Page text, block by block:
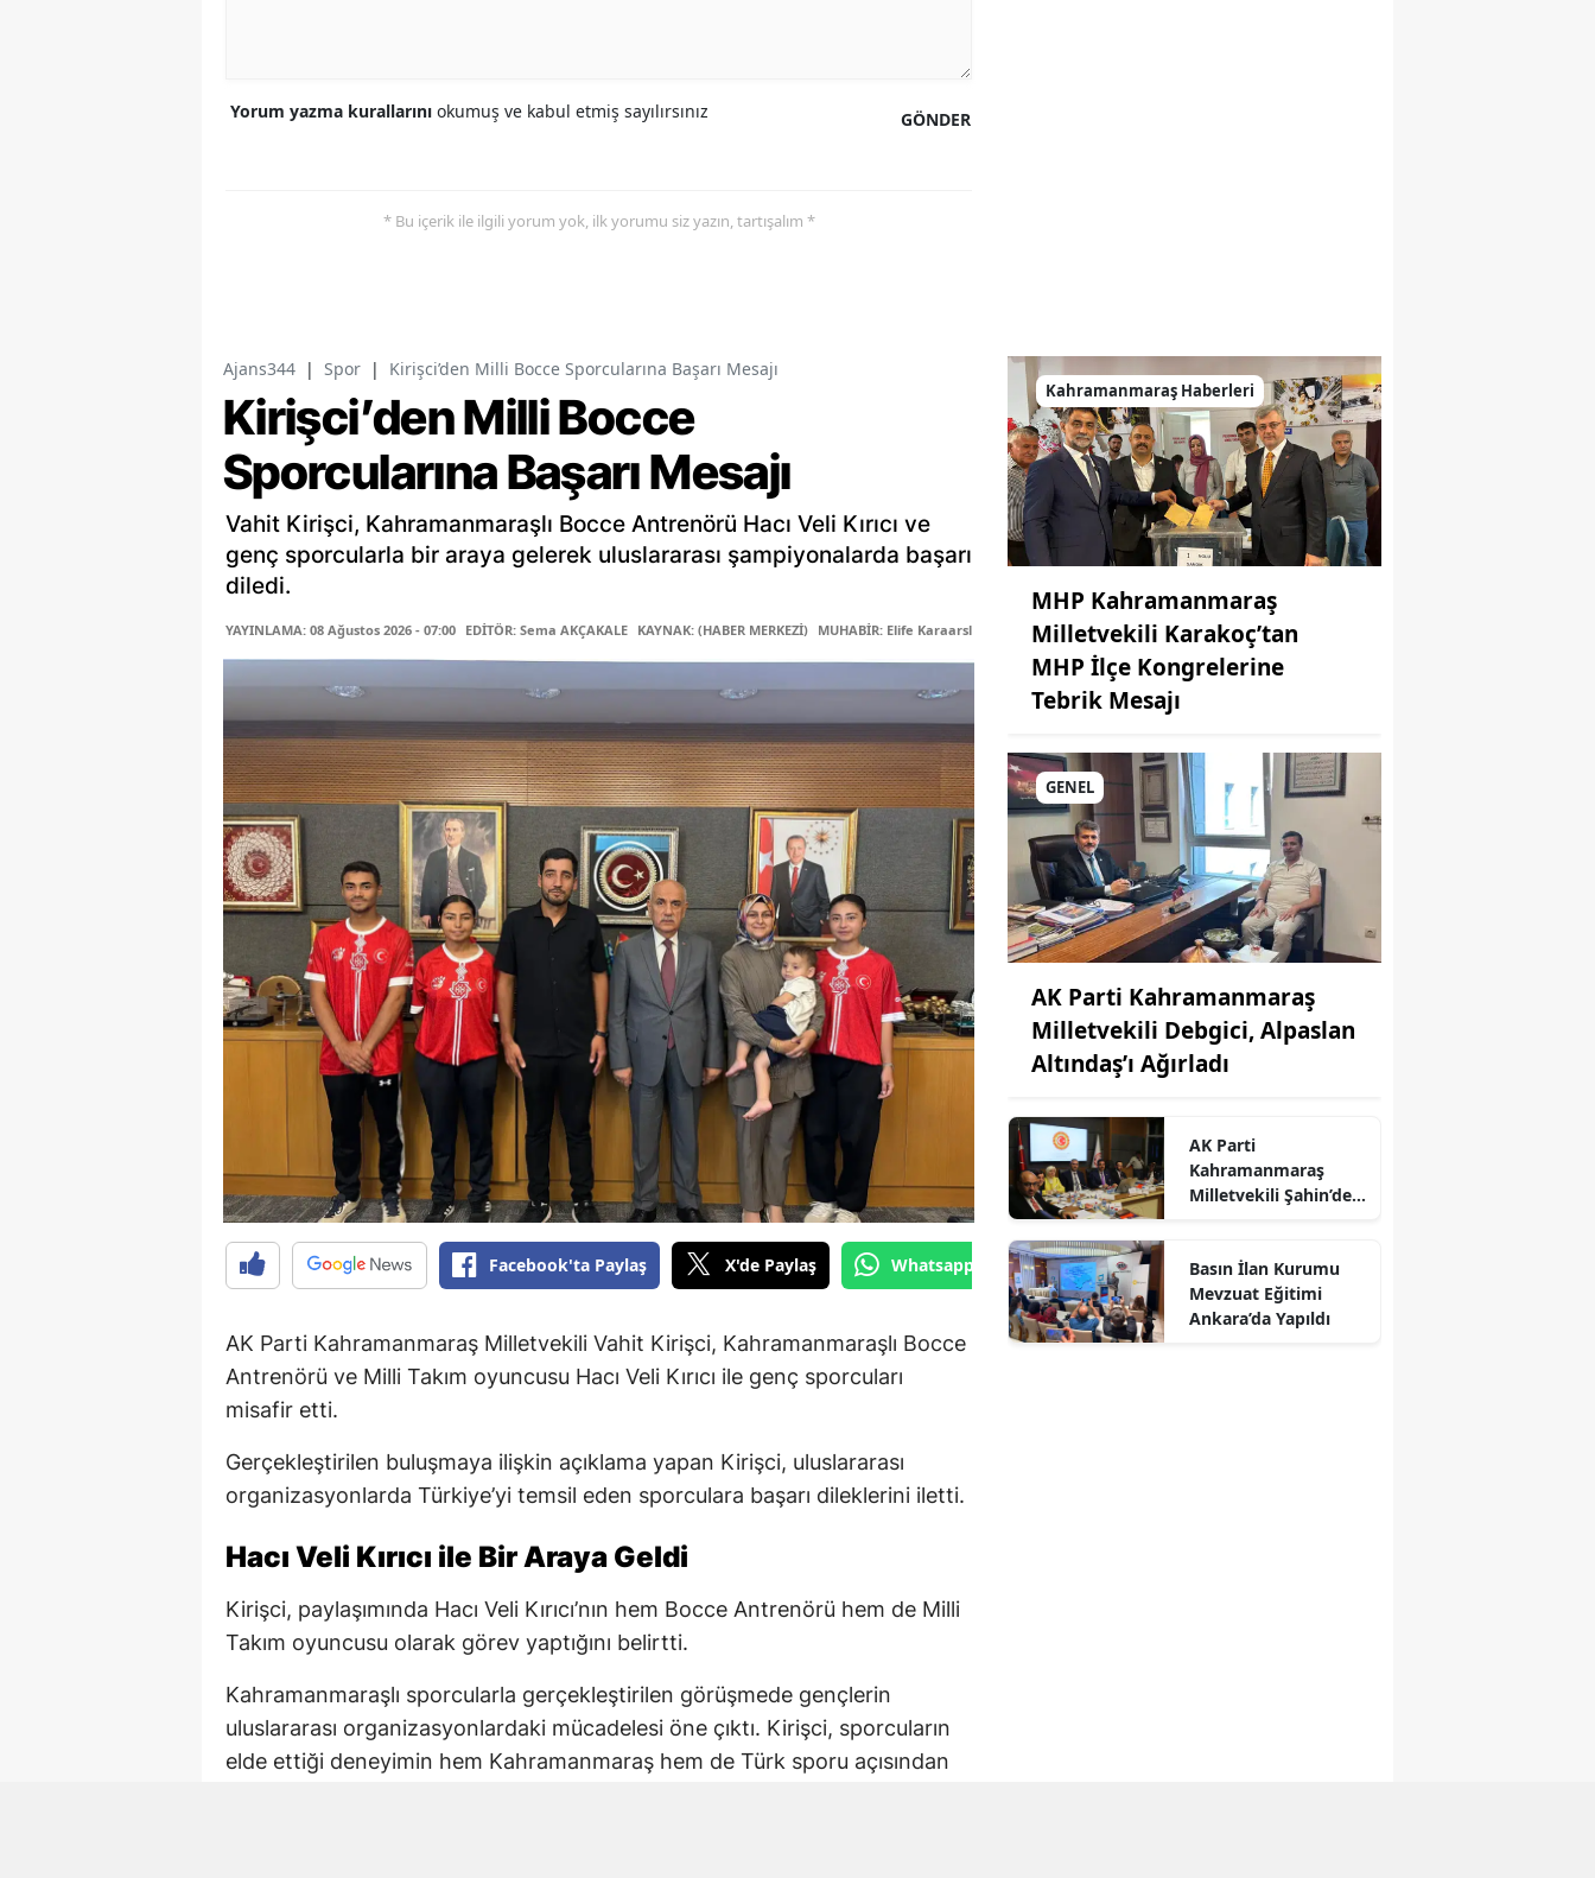
GÖNDER
Yorum yazma kurallarını okumuş ve kabul etmiş sayılırsınız
* Bu içerik ile ilgili yorum yok, ilk yorumu siz yazın, tartışalım *
Ajans344 | Spor | Kirişci’den Milli Bocce Sporcularına Başarı Mesajı
Kirişci’den Milli Bocce
Sporcularına Başarı Mesajı
Vahit Kirişci, Kahramanmaraşlı Bocce Antrenörü Hacı Veli Kırıcı ve
genç sporcularla bir araya gelerek uluslararası şampiyonalarda başarı
diledi.
YAYINLAMA: 08 Ağustos 2026 - 07:00 EDİTÖR: Sema AKÇAKALE KAYNAK: (HABER MERKEZİ) MUHABİR: Elife Karaarslan
Facebook'ta Paylaş X'de Paylaş Whatsapp'tan Gönder
AK Parti Kahramanmaraş Milletvekili Vahit Kirişci, Kahramanmaraşlı Bocce
Antrenörü ve Milli Takım oyuncusu Hacı Veli Kırıcı ile genç sporcuları
misafir etti.
Gerçekleştirilen buluşmaya ilişkin açıklama yapan Kirişci, uluslararası
organizasyonlarda Türkiye’yi temsil eden sporculara başarı dileklerini iletti.
Hacı Veli Kırıcı ile Bir Araya Geldi
Kirişci, paylaşımında Hacı Veli Kırıcı’nın hem Bocce Antrenörü hem de Milli
Takım oyuncusu olarak görev yaptığını belirtti.
Kahramanmaraşlı sporcularla gerçekleştirilen görüşmede gençlerin
uluslararası organizasyonlardaki mücadelesi öne çıktı. Kirişci, sporcuların
elde ettiği deneyimin hem Kahramanmaraş hem de Türk sporu açısından
Kahramanmaraş Haberleri
MHP Kahramanmaraş
Milletvekili Karakoç’tan
MHP İlçe Kongrelerine
Tebrik Mesajı
GENEL
AK Parti Kahramanmaraş
Milletvekili Debgici, Alpaslan
Altındaş’ı Ağırladı
AK Parti
Kahramanmaraş
Milletvekili Şahin’den
Basın İlan Kurumu
Mevzuat Eğitimi
Ankara’da Yapıldı